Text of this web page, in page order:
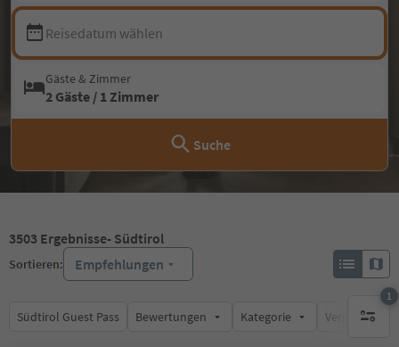
Reisedatum wählen
Gäste & Zimmer
2 Gäste / 1 Zimmer
Suche
3503 Ergebnisse- Südtirol
Sortieren: Empfehlungen
Südtirol Guest Pass Bewertungen Kategorie
1
1